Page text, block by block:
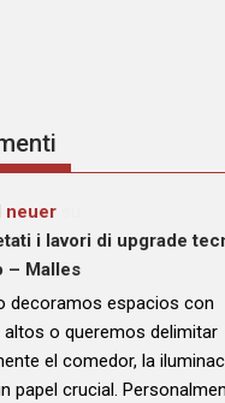
neuer
i lavori di upgrade
– Malles
decoramos espacios con
o queremos delimitar
el comedor, la
papel crucial.